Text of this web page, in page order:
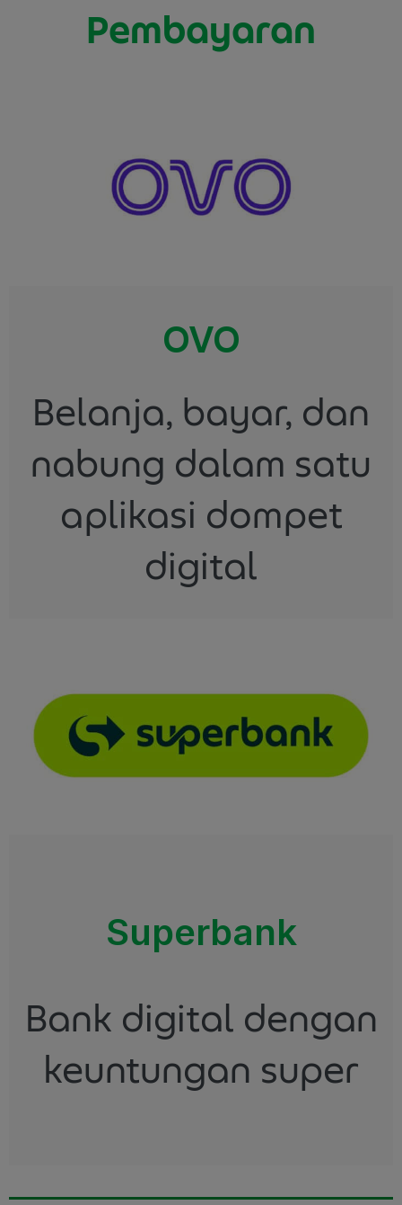
Pembayaran
OVO
Belanja, bayar, dan
nabung dalam satu
aplikasi dompet
digital
Superbank
Bank digital dengan
keuntungan super